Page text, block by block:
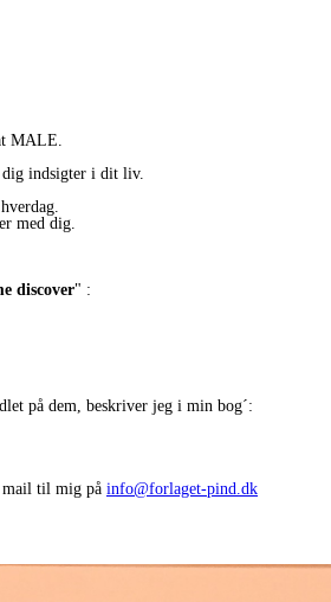
MALE.
dig indsigter i dit liv.
med dig.
discover" :
på dem, beskriver jeg i min bog´:
mail til mig på info@forlaget-pind.dk